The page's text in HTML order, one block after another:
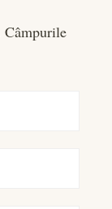
Câmpurile